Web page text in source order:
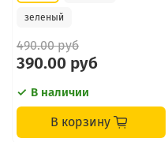
зеленый
490.00 руб
390.00 руб
В наличии
В корзину